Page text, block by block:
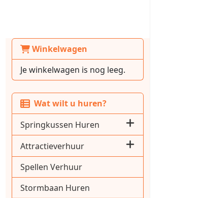
Winkelwagen
Je winkelwagen is nog leeg.
Wat wilt u huren?
Springkussen Huren
Attractieverhuur
Spellen Verhuur
Stormbaan Huren